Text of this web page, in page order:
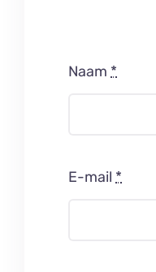
Naam *
E-mail *